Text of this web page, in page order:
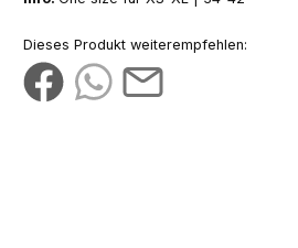
Dieses Produkt weiterempfehlen: